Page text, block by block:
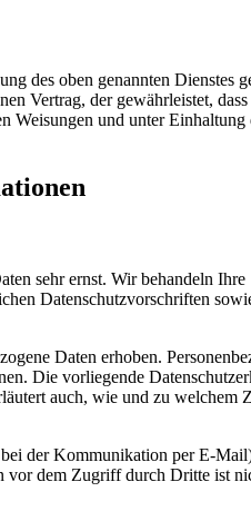
des oben genannten Dienstes
Vertrag, der gewährleistet,
Weisungen und unter
sehr ernst. Wir behandeln Ihre
Datenschutzvorschriften
Daten erhoben.
Die vorliegende
auch, wie und zu welchem
der Kommunikation per E-
vor dem Zugriff durch Dritte ist